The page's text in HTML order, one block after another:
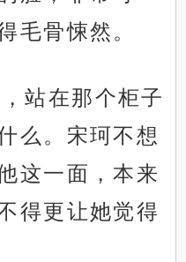
毛骨悚然。
站在那个柜子
么。宋珂不想
这一面，本来
得更让她觉得